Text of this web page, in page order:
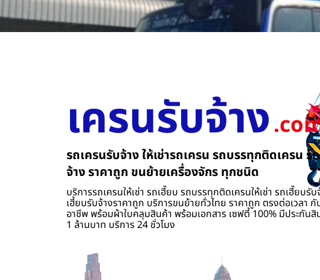
เครนรับจ้าง
รถเครนรับจ้าง ให้เช่ารถเครน รถบรรทุกติดเครน ร
จ้าง ราคาถูก ขนย้ายเครื่องจักร ทุกชนิด
บริการรถเครนให้เช่า รถเฮี๊ยบ รถบรรทุกติดเครนให้เช่า รถเฮี๊ยบรับ
เฮี้ยบรับจ้างราคาถูก บริการขนย้ายทั่วไทย ราคาถูก ตรงต่อเวลา
อาชีพ พร้อมผ้าใบคลุมสินค้า พร้อมเอกสาร เซฟตี้ 100% มีประกันสิ
1 ล้านบาท บริการ 24 ชั่วโมง